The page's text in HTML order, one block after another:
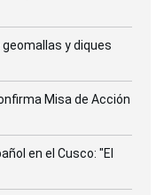
y diques
Misa de Acción
en el Cusco: "El